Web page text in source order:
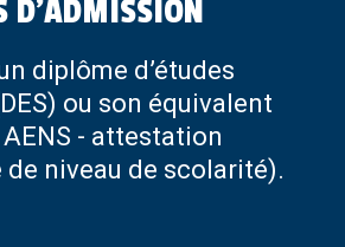
D’ADMISSION
diplôme d’études
ou son équivalent
- attestation
de niveau de scolarité).